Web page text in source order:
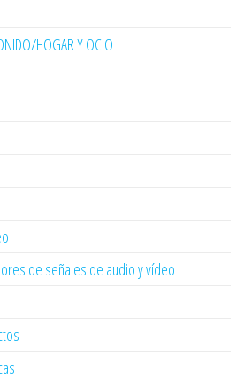
HOGAR Y OCIO
de señales de audio y vídeo